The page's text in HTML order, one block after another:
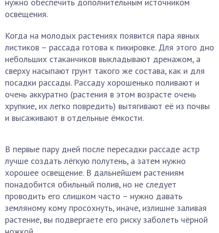
освещения.
Когда на молодых растениях появится пара явных
листиков – рассада готова к пикировке. Для этого дно
небольших стаканчиков выкладывают дренажом, а
сверху насыпают грунт такого же состава, как и для
посадки рассады. Рассаду хорошенько поливают и
очень аккуратно (растения в этом возрасте очень
хрупкие, их легко повредить) вытягивают её из почвы
и высаживают в отдельные ёмкости.
В первые пару дней после пересадки рассаде астр
лучше создать лёгкую полутень, а затем нужно
хорошее освещение. В дальнейшем растениям
понадобится обильный полив, но не следует
проводить его слишком часто – нужно давать
земляному кому просохнуть, иначе, излишне заливая
растение, вы подвергаете его риску заболеть чёрной